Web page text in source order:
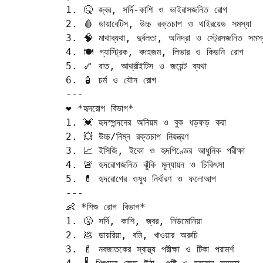
1. 🤒 জ্বর, সর্দি-কাশি ও ভাইরাসজনিত রোগ
2. 🩸 ডায়াবেটিস, উচ্চ রক্তচাপ ও থাইরয়েড সমস্যা
3. 🧠 মাথাব্যথা, দুর্বলতা, অনিদ্রা ও স্ট্রেসজনিত
4. 🍽️ গ্যাস্ট্রিক, বদহজম, লিভার ও কিডনি রোগ
5. 🦴 বাত, আর্থ্রাইটিস ও জয়েন্ট ব্যথা
6. 🧴 চর্ম ও যৌন রোগ
---
❤️ *হৃদরোগ বিভাগ*
1. 💓 হৃদস্পন্দনের অনিয়ম ও বুক ধড়ফড় করা
2. 💥 উচ্চ/নিম্ন রক্তচাপ নিয়ন্ত্রণ
3. 📈 ইসিজি, ইকো ও হৃদপিণ্ডের আধুনিক পরীক্ষা
4. 🚨 হৃদরোগজনিত ঝুঁকি মূল্যায়ন ও চিকিৎসা
5. 💊 হৃদরোগের ওষুধ নির্ধারণ ও ফলোআপ
---
👶 *শিশু রোগ বিভাগ*
1. 🤧 সর্দি, কাশি, জ্বর, নিউমোনিয়া
2. 💩 ডায়রিয়া, বমি, খাওয়ার অরুচি
3. 🍼 নবজাতকের স্বাস্থ্য পরীক্ষা ও টিকা পরামর্শ